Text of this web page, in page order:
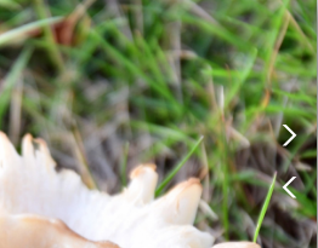

Pressione Enter
ENTRAR

